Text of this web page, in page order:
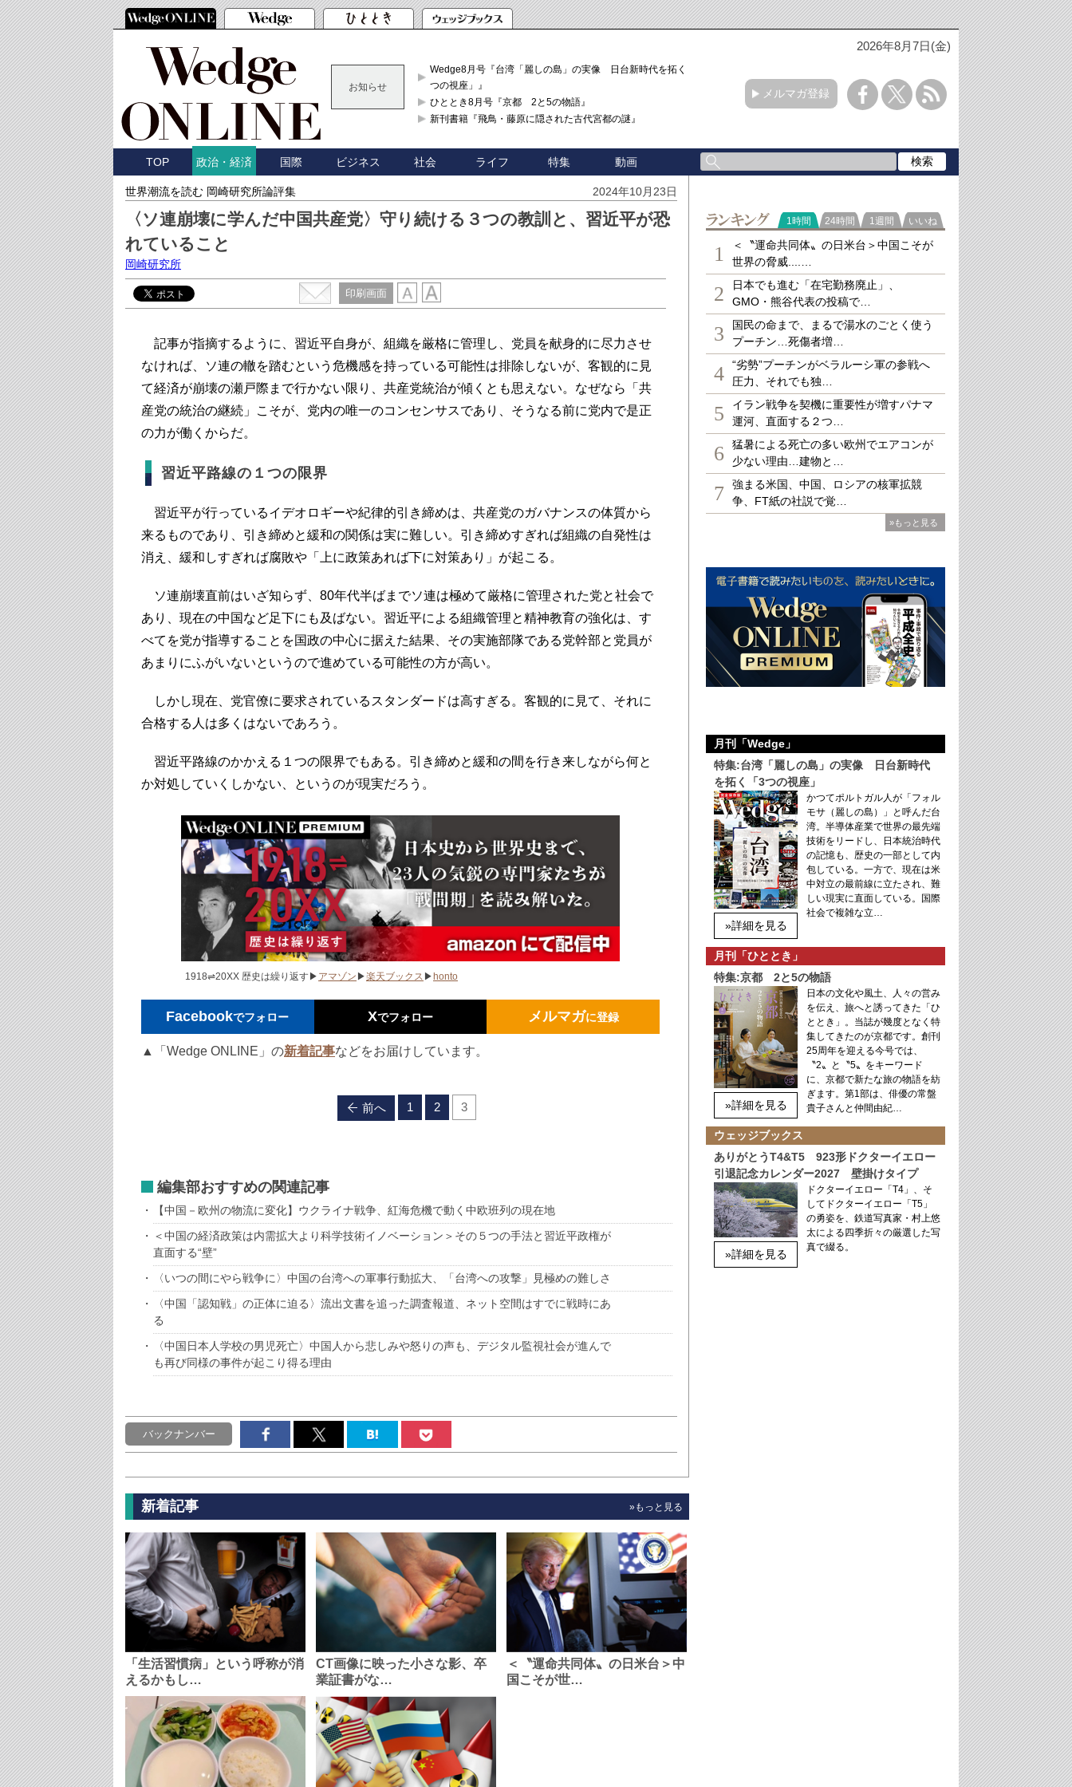
2026年8月7日(金)
お知らせ
Wedge8月号『台湾「麗しの島」の実像 日台新時代を拓く「3
つの視座」』
ひととき8月号『京都 2と5の物語』
新刊書籍『飛鳥・藤原に隠された古代宮都の謎』
メルマガ登録
TOP 政治・経済 国際 ビジネス 社会 ライフ 特集 動画
世界潮流を読む 岡崎研究所論評集 2024年10月23日
〈ソ連崩壊に学んだ中国共産党〉守り続ける３つの教訓と、習近平が恐
れていること
岡崎研究所
印刷画面
記事が指摘するように、習近平自身が、組織を厳格に管理し、党員を献身的に尽力させ
なければ、ソ連の轍を踏むという危機感を持っている可能性は排除しないが、客観的に見
て経済が崩壊の瀬戸際まで行かない限り、共産党統治が傾くとも思えない。なぜなら「共
産党の統治の継続」こそが、党内の唯一のコンセンサスであり、そうなる前に党内で是正
の力が働くからだ。
習近平路線の１つの限界
習近平が行っているイデオロギーや紀律的引き締めは、共産党のガバナンスの体質から
来るものであり、引き締めと緩和の関係は実に難しい。引き締めすぎれば組織の自発性は
消え、緩和しすぎれば腐敗や「上に政策あれば下に対策あり」が起こる。
ソ連崩壊直前はいざ知らず、80年代半ばまでソ連は極めて厳格に管理された党と社会で
あり、現在の中国など足下にも及ばない。習近平による組織管理と精神教育の強化は、す
べてを党が指導することを国政の中心に据えた結果、その実施部隊である党幹部と党員が
あまりにふがいないというので進めている可能性の方が高い。
しかし現在、党官僚に要求されているスタンダードは高すぎる。客観的に見て、それに
合格する人は多くはないであろう。
習近平路線のかかえる１つの限界でもある。引き締めと緩和の間を行き来しながら何と
か対処していくしかない、というのが現実だろう。
1918⇌20XX 歴史は繰り返す▶ アマゾン ▶楽天ブックス ▶honto
Facebookでフォロー Xでフォロー メルマガに登録
▲「Wedge ONLINE」の新着記事などをお届けしています。
前へ 1 2 3
編集部おすすめの関連記事
【中国－欧州の物流に変化】ウクライナ戦争、紅海危機で動く中欧班列の現在地
＜中国の経済政策は内需拡大より科学技術イノベーション＞その５つの手法と習近平政権が
直面する“壁”
〈いつの間にやら戦争に〉中国の台湾への軍事行動拡大、「台湾への攻撃」見極めの難しさ
〈中国「認知戦」の正体に迫る〉流出文書を追った調査報道、ネット空間はすでに戦時にあ
る
〈中国日本人学校の男児死亡〉中国人から悲しみや怒りの声も、デジタル監視社会が進んで
も再び同様の事件が起こり得る理由
バックナンバー
新着記事 »もっと見る
「生活習慣病」という呼称が消
えるかもし…
CT画像に映った小さな影、卒
業証書がな…
＜〝運命共同体〟の日米台＞中
国こそが世…
ランキング
1時間 24時間 1週間 いいね
1
＜〝運命共同体〟の日米台＞中国こそが
世界の脅威....…
2
日本でも進む「在宅勤務廃止」、
GMO・熊谷代表の投稿で…
3
国民の命まで、まるで湯水のごとく使う
プーチン…死傷者増…
4
“劣勢”プーチンがベラルーシ軍の参戦へ
圧力、それでも独…
5
イラン戦争を契機に重要性が増すパナマ
運河、直面する２つ…
6
猛暑による死亡の多い欧州でエアコンが
少ない理由…建物と…
7
強まる米国、中国、ロシアの核軍拡競
争、FT紙の社説で覚…
»もっと見る
月刊「Wedge」
特集:台湾「麗しの島」の実像 日台新時代
を拓く「3つの視座」
»詳細を見る
かつてポルトガル人が「フォル
モサ（麗しの島）」と呼んだ台
湾。半導体産業で世界の最先端
技術をリードし、日本統治時代
の記憶も、歴史の一部として内
包している。一方で、現在は米
中対立の最前線に立たされ、難
しい現実に直面している。国際
社会で複雑な立…
月刊「ひととき」
特集:京都 2と5の物語
»詳細を見る
日本の文化や風土、人々の営み
を伝え、旅へと誘ってきた「ひ
ととき」。当誌が幾度となく特
集してきたのが京都です。創刊
25周年を迎える今号では、
〝2〟と〝5〟をキーワード
に、京都で新たな旅の物語を紡
ぎます。第1部は、俳優の常盤
貴子さんと仲間由紀…
ウェッジブックス
ありがとうT4&T5 923形ドクターイエロー
引退記念カレンダー2027 壁掛けタイプ
»詳細を見る
ドクターイエロー「T4」、そ
してドクターイエロー「T5」
の勇姿を、鉄道写真家・村上悠
太による四季折々の厳選した写
真で綴る。